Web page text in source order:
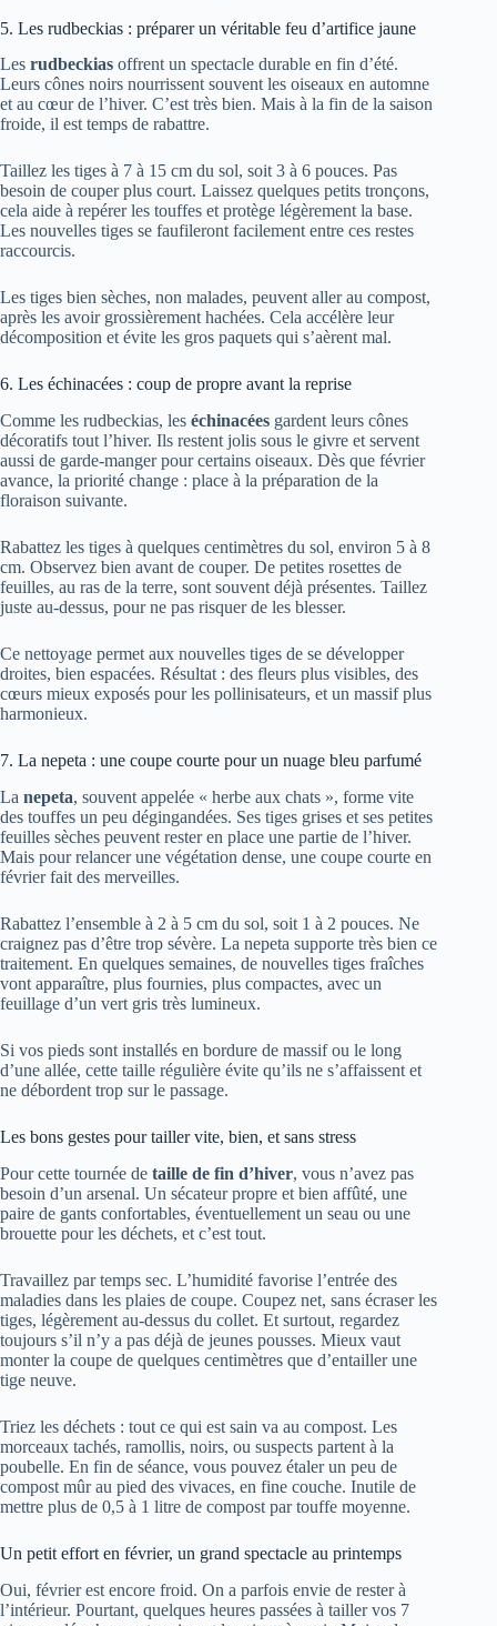
5. Les rudbeckias : préparer un véritable feu d’artifice jaune
Les rudbeckias offrent un spectacle durable en fin d’été.
Leurs cônes noirs nourrissent souvent les oiseaux en automne
et au cœur de l’hiver. C’est très bien. Mais à la fin de la saison
froide, il est temps de rabattre.
Taillez les tiges à 7 à 15 cm du sol, soit 3 à 6 pouces. Pas
besoin de couper plus court. Laissez quelques petits tronçons,
cela aide à repérer les touffes et protège légèrement la base.
Les nouvelles tiges se faufileront facilement entre ces restes
raccourcis.
Les tiges bien sèches, non malades, peuvent aller au compost,
après les avoir grossièrement hachées. Cela accélère leur
décomposition et évite les gros paquets qui s’aèrent mal.
6. Les échinacées : coup de propre avant la reprise
Comme les rudbeckias, les échinacées gardent leurs cônes
décoratifs tout l’hiver. Ils restent jolis sous le givre et servent
aussi de garde-manger pour certains oiseaux. Dès que février
avance, la priorité change : place à la préparation de la
floraison suivante.
Rabattez les tiges à quelques centimètres du sol, environ 5 à 8
cm. Observez bien avant de couper. De petites rosettes de
feuilles, au ras de la terre, sont souvent déjà présentes. Taillez
juste au-dessus, pour ne pas risquer de les blesser.
Ce nettoyage permet aux nouvelles tiges de se développer
droites, bien espacées. Résultat : des fleurs plus visibles, des
cœurs mieux exposés pour les pollinisateurs, et un massif plus
harmonieux.
7. La nepeta : une coupe courte pour un nuage bleu parfumé
La nepeta, souvent appelée « herbe aux chats », forme vite
des touffes un peu dégingandées. Ses tiges grises et ses petites
feuilles sèches peuvent rester en place une partie de l’hiver.
Mais pour relancer une végétation dense, une coupe courte en
février fait des merveilles.
Rabattez l’ensemble à 2 à 5 cm du sol, soit 1 à 2 pouces. Ne
craignez pas d’être trop sévère. La nepeta supporte très bien ce
traitement. En quelques semaines, de nouvelles tiges fraîches
vont apparaître, plus fournies, plus compactes, avec un
feuillage d’un vert gris très lumineux.
Si vos pieds sont installés en bordure de massif ou le long
d’une allée, cette taille régulière évite qu’ils ne s’affaissent et
ne débordent trop sur le passage.
Les bons gestes pour tailler vite, bien, et sans stress
Pour cette tournée de taille de fin d’hiver, vous n’avez pas
besoin d’un arsenal. Un sécateur propre et bien affûté, une
paire de gants confortables, éventuellement un seau ou une
brouette pour les déchets, et c’est tout.
Travaillez par temps sec. L’humidité favorise l’entrée des
maladies dans les plaies de coupe. Coupez net, sans écraser les
tiges, légèrement au-dessus du collet. Et surtout, regardez
toujours s’il n’y a pas déjà de jeunes pousses. Mieux vaut
monter la coupe de quelques centimètres que d’entailler une
tige neuve.
Triez les déchets : tout ce qui est sain va au compost. Les
morceaux tachés, ramollis, noirs, ou suspects partent à la
poubelle. En fin de séance, vous pouvez étaler un peu de
compost mûr au pied des vivaces, en fine couche. Inutile de
mettre plus de 0,5 à 1 litre de compost par touffe moyenne.
Un petit effort en février, un grand spectacle au printemps
Oui, février est encore froid. On a parfois envie de rester à
l’intérieur. Pourtant, quelques heures passées à tailler vos 7